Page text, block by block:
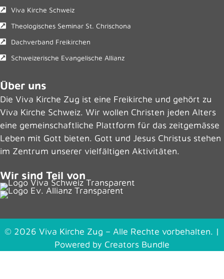
Viva Kirche Schweiz
Theologisches Seminar St. Chrischona
Dachverband Freikirchen
Schweizerische Evangelische Allianz
Über uns
Die Viva Kirche Zug ist eine Freikirche und gehört zu
Viva Kirche Schweiz. Wir wollen Christen jeden Alters
eine gemeinschaftliche Plattform für das zeitgemässe
Leben mit Gott bieten. Gott und Jesus Christus stehen
im Zentrum unserer vielfältigen Aktivitäten.
Wir sind Teil von
© 2026 Viva Kirche Zug – Alle Rechte vorbehalten. |
Powered by Creators Bundle